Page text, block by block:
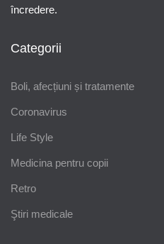
încredere.
Categorii
Boli, afecțiuni și tratamente
Coronavirus
Life Style
Medicina pentru copii
Retro
Ştiri medicale